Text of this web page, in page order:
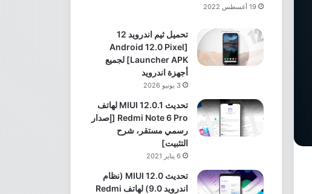
19 أغسطس 2022
تحميل ثيم اندرويد 12
[Android 12.0 Pixel
Launcher APK] لجميع
أجهزة اندرويد
3 يونيو 2026
تحديث MIUI 12.0.1 لهاتف
Redmi Note 6 Pro [إصدار
رسمي مستقر، شرح
التثبيت]
6 يناير 2021
تحديث MIUI 12.0 (نظام
اندرويد 9.0) لهاتف Redmi